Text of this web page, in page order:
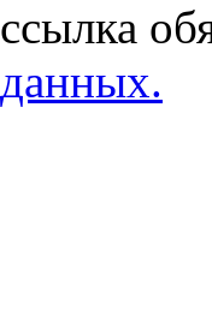
ссылка
данных.